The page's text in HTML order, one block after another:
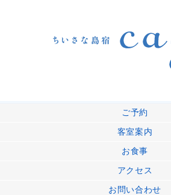
ご予約
客室案内
お食事
アクセス
お問い合わせ